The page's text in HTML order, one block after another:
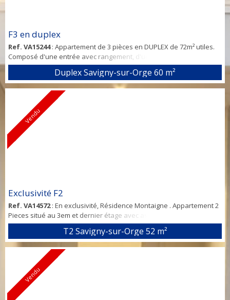
F3 en duplex
Ref. VA15244: Appartement de 3 pièces en DUPLEX de 72m² utiles.
Composé d'une entrée avec rangement, d'un séjour ouvert sur
cuisine US et TERRASSE orientée SUD. Une partie wc et buanderie
dédiée. A l’étage, DEUX CHAMBRES avec chacune sa salle d'eau,
des wc séparés. DEUX PARKINGS privatifs dont un en sous sol et
l'autre à l’extérieur sécurisé. Au deuxième et dernier étage d'un
immeuble de standing de 2...
Duplex Savigny-sur-Orge 60 m²
Vendu
Exclusivité F2
Ref. VA14572: En exclusivité, Résidence Montaigne . Appartement 2
Pieces situé au 3em et dernier étage avec ascenseur comprenant :
Entrée, cuisine aménagée, séjour carrelé avec balcon, chambre,
salle de bain et wc séparés. Cave. Volets roulants, double vitrage
alu, Charges individuelles. Ravalement et isolation extérieure 2023.
Les peintures de l'appartement sont neuves également.
T2 Savigny-sur-Orge 52 m²
Vendu